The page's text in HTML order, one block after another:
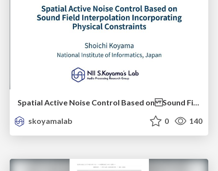
Spatial Active Noise Control Based on Sound Field Interpolation Incorporating Physical Constraints
skoyamalab
0 140